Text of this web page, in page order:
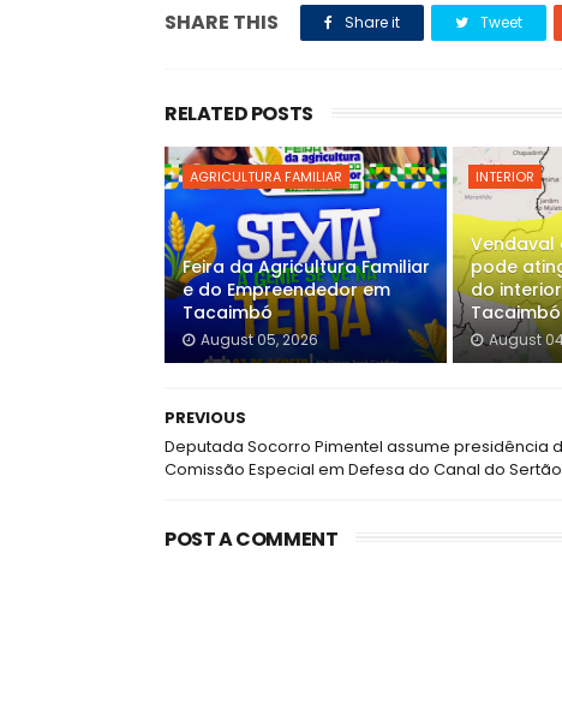
SHARE THIS Share it Tweet
RELATED POSTS
AGRICULTURA FAMILIAR
Feira da Agricultura Familiar
e do Empreendedor em
Tacaimbó
August 05, 2026
INTERIOR
Vendaval
pode
do
Tacaimbó
August
PREVIOUS
Deputada Socorro Pimentel assume presidência
Comissão Especial em Defesa do Canal do Sertão
POST A COMMENT